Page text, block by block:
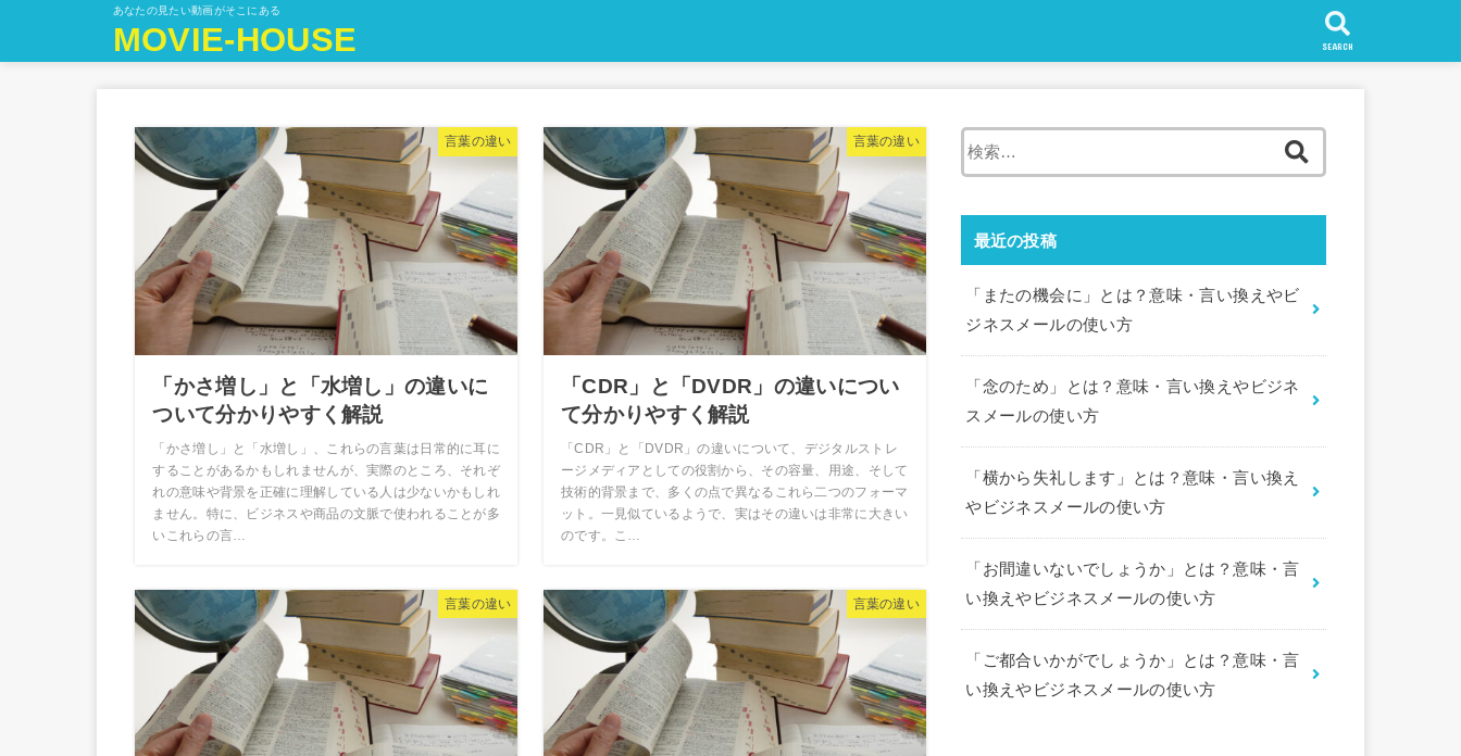
あなたの見たい動画がそこにある
MOVIE-HOUSE SEARCH
言葉の違い
「かさ増し」と「水増し」の違いに
ついて分かりやすく解説
「かさ増し」と「水増し」、これらの言葉は日常的に耳に
することがあるかもしれませんが、実際のところ、それぞ
れの意味や背景を正確に理解している人は少ないかもしれ
ません。特に、ビジネスや商品の文脈で使われることが多
いこれらの言…
言葉の違い
「CDR」と「DVDR」の違いについ
て分かりやすく解説
「CDR」と「DVDR」の違いについて、デジタルストレ
ージメディアとしての役割から、その容量、用途、そして
技術的背景まで、多くの点で異なるこれら二つのフォーマ
ット。一見似ているようで、実はその違いは非常に大きい
のです。こ…
言葉の違い 言葉の違い
最近の投稿
「またの機会に」とは？意味・言い換えやビ
ジネスメールの使い方
「念のため」とは？意味・言い換えやビジネ
スメールの使い方
「横から失礼します」とは？意味・言い換え
やビジネスメールの使い方
「お間違いないでしょうか」とは？意味・言
い換えやビジネスメールの使い方
「ご都合いかがでしょうか」とは？意味・言
い換えやビジネスメールの使い方